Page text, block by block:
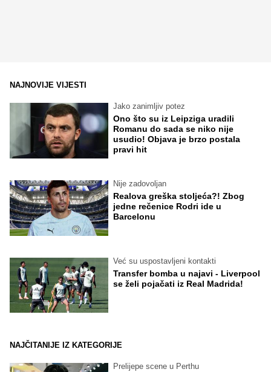
NAJNOVIJE VIJESTI
Jako zanimljiv potez
Ono što su iz Leipziga uradili
Romanu do sada se niko nije
usudio! Objava je brzo postala
pravi hit
Nije zadovoljan
Realova greška stoljeća?! Zbog
jedne rečenice Rodri ide u
Barcelonu
Već su uspostavljeni kontakti
Transfer bomba u najavi - Liverpool
se želi pojačati iz Real Madrida!
NAJČITANIJE IZ KATEGORIJE
Prelijepe scene u Perthu